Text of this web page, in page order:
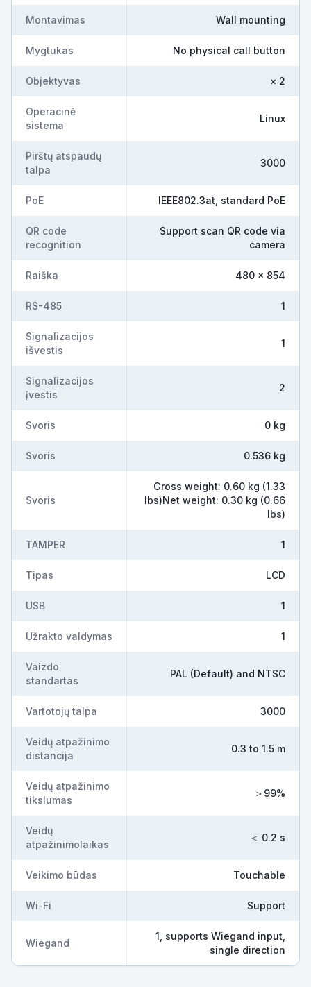
Montavimas Wall mounting
Mygtukas No physical call button
Objektyvas × 2
Operacinė
sistema
Linux
Pirštų atspaudų
talpa
3000
PoE IEEE802.3at, standard PoE
QR code
recognition
Support scan QR code via
camera
Raiška 480 × 854
RS-485 1
Signalizacijos
išvestis
1
Signalizacijos
įvestis
2
Svoris 0 kg
Svoris 0.536 kg
Svoris
Gross weight: 0.60 kg (1.33
lbs)Net weight: 0.30 kg (0.66
lbs)
TAMPER 1
Tipas LCD
USB 1
Užrakto valdymas 1
Vaizdo
standartas
PAL (Default) and NTSC
Vartotojų talpa 3000
Veidų atpažinimo
distancija
0.3 to 1.5 m
Veidų atpažinimo
tikslumas
＞99%
Veidų
atpažinimolaikas
＜ 0.2 s
Veikimo būdas Touchable
Wi-Fi Support
Wiegand
1, supports Wiegand input,
single direction